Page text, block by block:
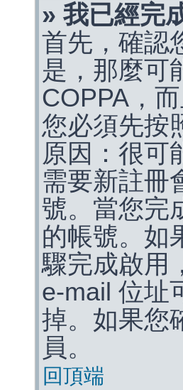
» 我已經完
首先，確認
是，那麼可
COPPA，
您必須先按
原因：很可
需要新註冊
號。當您完
的帳號。如
驟完成啟用
e-mail 位址
掉。如果您
員。
回頂端